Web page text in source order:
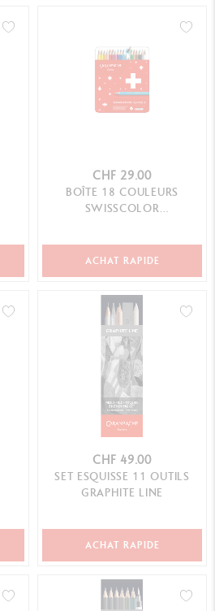
CHF 29.00
BOÎTE 18 COULEURS
SWISSCOLOR
ACHAT RAPIDE
CHF 49.00
SET ESQUISSE 11 OUTILS
GRAPHITE LINE
ACHAT RAPIDE